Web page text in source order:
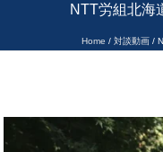
NTT労組北海
Home /対談動画 /